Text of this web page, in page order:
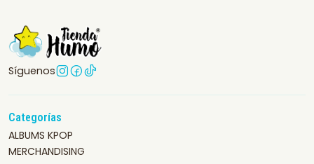
Síguenos
Categorías
ALBUMS KPOP
MERCHANDISING